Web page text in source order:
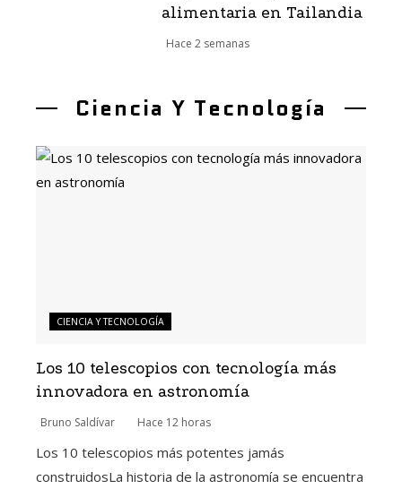
alimentaria en Tailandia
Hace 2 semanas
Ciencia Y Tecnología
CIENCIA Y TECNOLOGÍA
Los 10 telescopios con tecnología más
innovadora en astronomía
Bruno Saldívar Hace 12 horas
Los 10 telescopios más potentes jamás
construidosLa historia de la astronomía se encuentra